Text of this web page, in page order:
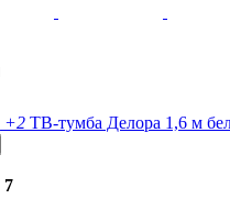
+2 ТВ-тумба Делора 1,6 м
7